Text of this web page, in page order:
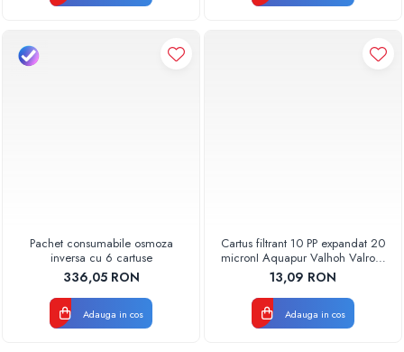
Pachet consumabile osmoza
inversa cu 6 cartuse
336,05 RON
Adauga in cos
Cartus filtrant 10 PP expandat 20
micronI Aquapur Valhoh Valrom
AQUA07000110020
13,09 RON
Adauga in cos